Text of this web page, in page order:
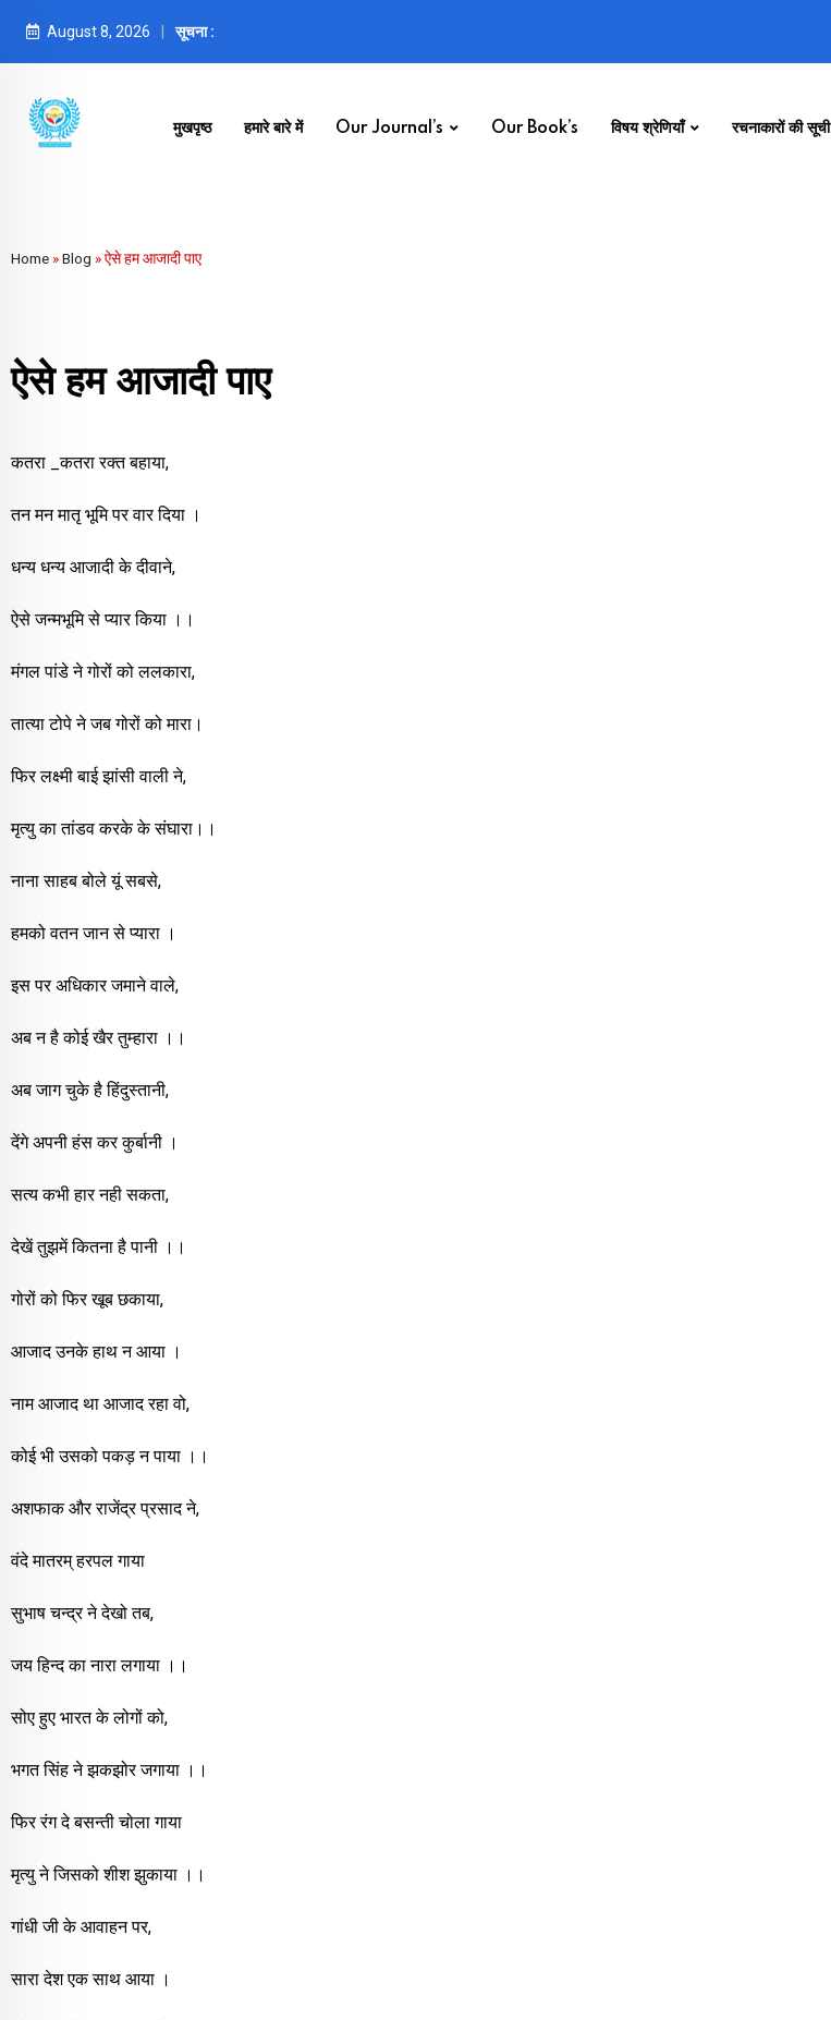
August 8, 2026 सूचना :
मुखपृष्ठ हमारे बारे में Our Journal’s Our Book’s विषय श्रेणियाँ रचनाकारों की सूची
Home »Blog »ऐसे हम आजादी पाए
ऐसे हम आजादी पाए
कतरा _कतरा रक्त बहाया,
तन मन मातृ भूमि पर वार दिया ।
धन्य धन्य आजादी के दीवाने,
ऐसे जन्मभूमि से प्यार किया ।।
मंगलपांडे ने गोरों को ललकारा,
तात्या टोपे ने जब गोरों को मारा।
फिर लक्ष्मी बाई झांसी वाली ने,
मृत्यु का तांडव करके के संघारा।।
नाना साहब बोले यूं सबसे,
हमको वतन जान से प्यारा ।
इस पर अधिकार जमाने वाले,
अब न है कोई खैर तुम्हारा ।।
अब जाग चुके है हिंदुस्तानी,
देंगे अपनी हंस कर कुर्बानी ।
सत्य कभी हार नही सकता,
देखें तुझमें कितना है पानी ।।
गोरों को फिर खूब छकाया,
आजाद उनके हाथ न आया ।
नाम आजाद था आजाद रहा वो,
कोई भी उसको पकड़ न पाया ।।
अशफाक और राजेंद्र प्रसाद ने,
वंदे मातरम् हरपल गाया
सुभाष चन्द्र ने देखो तब,
जय हिन्द का नारा लगाया ।।
सोए हुए भारत के लोगों को,
भगत सिंह ने झकझोर जगाया ।।
फिर रंग दे बसन्ती चोला गाया
मृत्यु ने जिसको शीश झुकाया ।।
गांधी जी के आवाहन पर,
सारा देश एक साथ आया ।